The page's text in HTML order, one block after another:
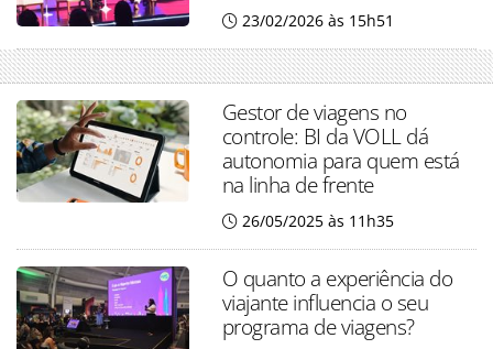
23/02/2026 às 15h51
Gestor de viagens no
controle: BI da VOLL dá
autonomia para quem está
na linha de frente
26/05/2025 às 11h35
O quanto a experiência do
viajante influencia o seu
programa de viagens?